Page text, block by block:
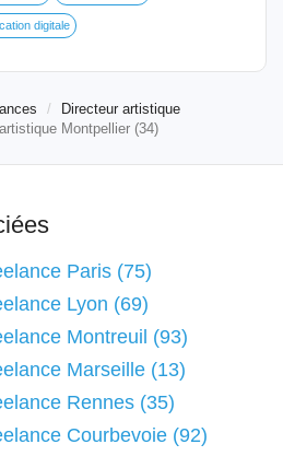
digitale
Directeur artistique
Montpellier (34)
Paris (75)
Lyon (69)
Montreuil (93)
Marseille (13)
Rennes (35)
Courbevoie (92)